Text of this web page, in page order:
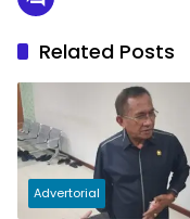
Related Posts
Advertorial